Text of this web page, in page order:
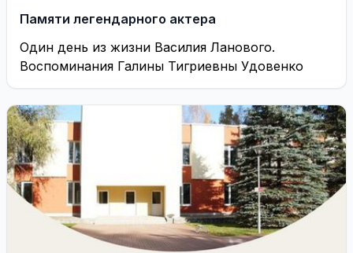
Памяти легендарного актера
Один день из жизни Василия Ланового.
Воспоминания Галины Тигриевны Удовенко